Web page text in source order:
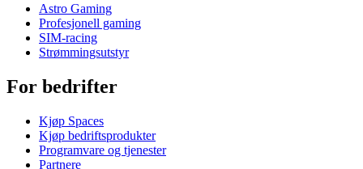
Astro Gaming
Profesjonell gaming
SIM-racing
Strømmingsutstyr
For bedrifter
Kjøp Spaces
Kjøp bedriftsprodukter
Programvare og tjenester
Partnere